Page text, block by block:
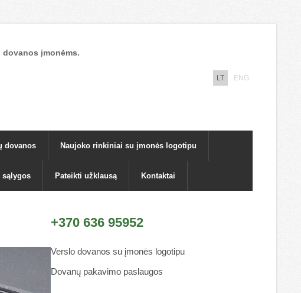
įmonėms.
LT ENG
dovanos Naujoko rinkiniai su įmonės logotipu
sąlygos Pateikti užklausą Kontaktai
+370 636 95952
Verslo dovanos su įmonės logotipu
Dovanų pakavimo paslaugos